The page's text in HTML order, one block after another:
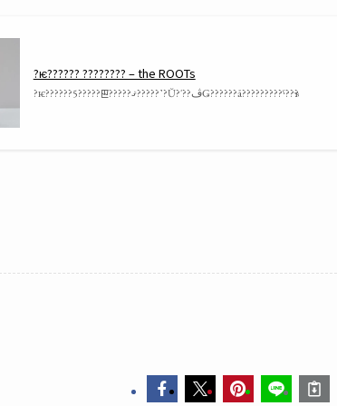
?ѥ?????? ???????? – the ROOTs
?ѥ??????5?????ꡣ?????ޤ?????˺?Ŭ?ʹ??ڤǤ??????å?????????ˤ??ҡ?